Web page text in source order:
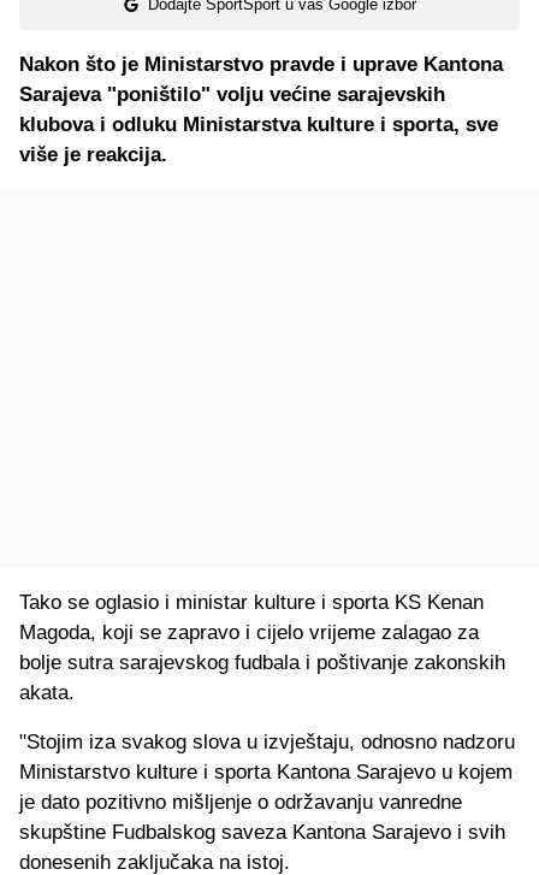
Dodajte SportSport u vaš Google izbor
Nakon što je Ministarstvo pravde i uprave Kantona
Sarajeva "poništilo" volju većine sarajevskih
klubova i odluku Ministarstva kulture i sporta, sve
više je reakcija.
Tako se oglasio i ministar kulture i sporta KS Kenan
Magoda, koji se zapravo i cijelo vrijeme zalagao za
bolje sutra sarajevskog fudbala i poštivanje zakonskih
akata.
"Stojim iza svakog slova u izvještaju, odnosno nadzoru
Ministarstvo kulture i sporta Kantona Sarajevo u kojem
je dato pozitivno mišljenje o održavanju vanredne
skupštine Fudbalskog saveza Kantona Sarajevo i svih
donesenih zaključaka na istoj.